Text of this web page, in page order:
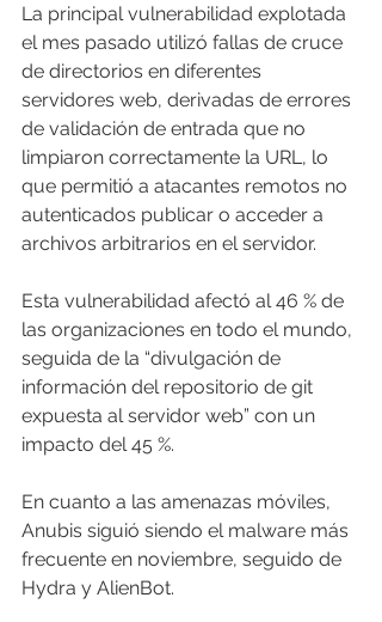
La principal vulnerabilidad explotada
el mes pasado utilizó fallas de cruce
de directorios en diferentes
servidores web, derivadas de errores
de validación de entrada que no
limpiaron correctamente la URL, lo
que permitió a atacantes remotos no
autenticados publicar o acceder a
archivos arbitrarios en el servidor.
Esta vulnerabilidad afectó al 46 % de
las organizaciones en todo el mundo,
seguida de la “divulgación de
información del repositorio de git
expuesta al servidor web” con un
impacto del 45 %.
En cuanto a las amenazas móviles,
Anubis siguió siendo el malware más
frecuente en noviembre, seguido de
Hydra y AlienBot.